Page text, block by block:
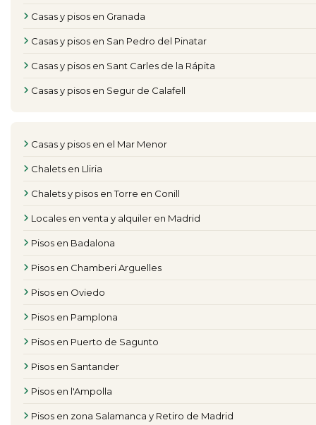
Casas y pisos en Granada
Casas y pisos en San Pedro del Pinatar
Casas y pisos en Sant Carles de la Rápita
Casas y pisos en Segur de Calafell
Casas y pisos en el Mar Menor
Chalets en Lliria
Chalets y pisos en Torre en Conill
Locales en venta y alquiler en Madrid
Pisos en Badalona
Pisos en Chamberi Arguelles
Pisos en Oviedo
Pisos en Pamplona
Pisos en Puerto de Sagunto
Pisos en Santander
Pisos en l'Ampolla
Pisos en zona Salamanca y Retiro de Madrid